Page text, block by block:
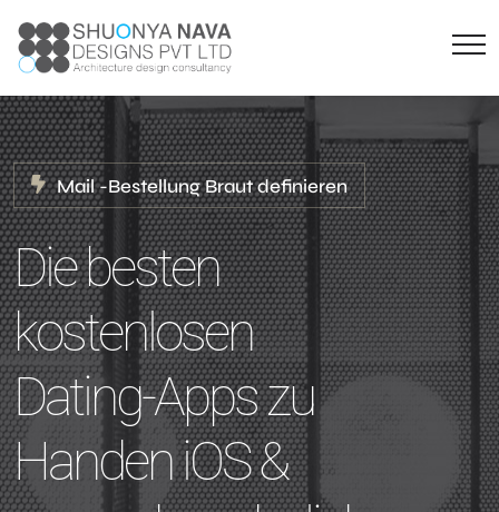
Mail -Bestellung Braut definieren
Die besten
kostenlosen
Dating-Apps zu
Handen iOS &